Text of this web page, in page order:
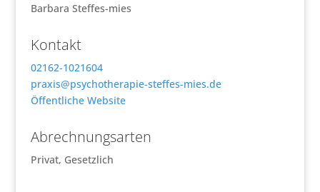
Barbara Steffes-mies
Kontakt
02162-1021604
praxis@psychotherapie-steffes-mies.de
Öffentliche Website
Abrechnungsarten
Privat, Gesetzlich